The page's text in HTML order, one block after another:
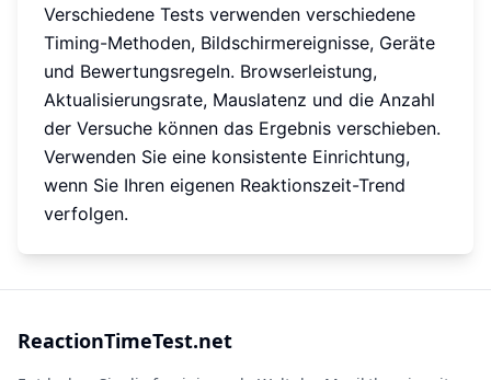
Verschiedene Tests verwenden verschiedene
Timing-Methoden, Bildschirmereignisse, Geräte
und Bewertungsregeln. Browserleistung,
Aktualisierungsrate, Mauslatenz und die Anzahl
der Versuche können das Ergebnis verschieben.
Verwenden Sie eine konsistente Einrichtung,
wenn Sie Ihren eigenen Reaktionszeit-Trend
verfolgen.
ReactionTimeTest.net